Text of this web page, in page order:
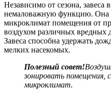
Независимо от сезона, завеса
немаловажную функцию. Она
микроклимат помещения от
воздухом различных вредных
Завеса способна удержать
мелких насекомых.
Полезный совет!
зонировать помещения,
микроклимат.